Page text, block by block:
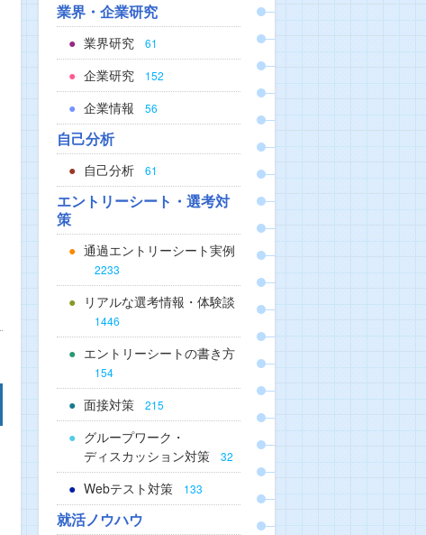
業界・企業研究
業界研究 61
企業研究 152
企業情報 56
自己分析
自己分析 61
エントリーシート・選考対
策
通過エントリーシート実例
2233
リアルな選考情報・体験談
1446
エントリーシートの書き方
154
面接対策 215
グループワーク・
ディスカッション対策
32
Webテスト対策 133
就活ノウハウ